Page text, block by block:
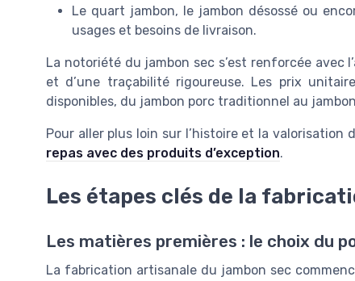
Le quart jambon, le jambon désossé ou
usages et besoins de livraison.
La notoriété du jambon sec s’est renforcée avec
et d’une traçabilité rigoureuse. Les prix
disponibles, du jambon porc traditionnel au
Pour aller plus loin sur l’histoire et la valorisation
repas avec des produits d’exception.
Les étapes clés de la
Les matières premières : le choix du
La fabrication artisanale du jambon sec